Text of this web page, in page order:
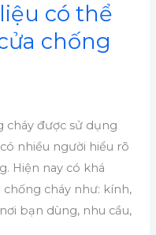
có thể
chống
cháy được sử dụng
nhiều người hiểu rõ
Hiện nay có khá
cháy như: kính,
bạn dùng, nhu cầu,